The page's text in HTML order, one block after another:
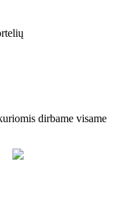
dirbame visame